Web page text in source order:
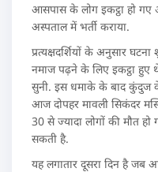
आसपास के लोग इकट्ठा हो
अस्पताल में भर्ती कराया.
प्रत्यक्षदर्शियों के अनुसार
नमाज पढ़ने के लिए इकट्ठा हुए
सुनी. इस धमाके के बाद कुंदुज
आज दोपहर मावली सिकंदर
30 से ज्यादा लोगों की मौत
सकती है.
यह लगातार दूसरा दिन है जब